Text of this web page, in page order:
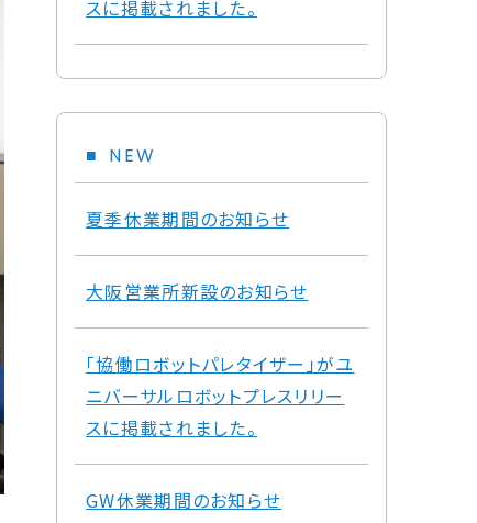
スに掲載されました。
NEW
夏季休業期間のお知らせ
大阪営業所新設のお知らせ
「協働ロボットパレタイザー」がユ
ニバーサルロボットプレスリリー
スに掲載されました。
GW休業期間のお知らせ